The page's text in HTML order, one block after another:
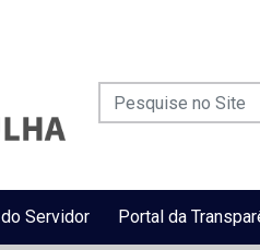
Servidor Portal da